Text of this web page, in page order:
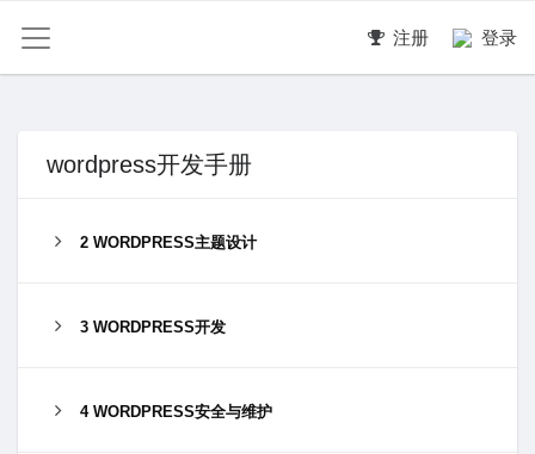
注册 登录
wordpress开发手册
2 WORDPRESS主题设计
3 WORDPRESS开发
4 WORDPRESS安全与维护